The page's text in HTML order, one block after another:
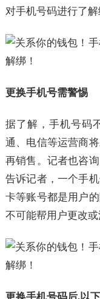
对手机号码进行了解
更换手机号需警惕
据了解，手机号码
通、电信等运营商
再销售。记者也咨
告诉记者，一个手
卡等账号都是用户
不可能帮用户更改或